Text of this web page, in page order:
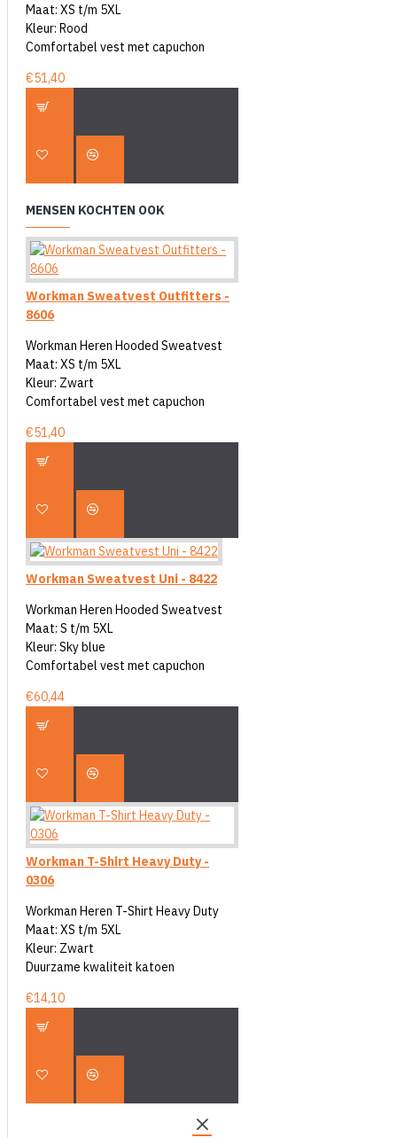
Maat: XS t/m 5XL
Kleur: Rood
Comfortabel vest met capuchon
€51,40
MENSEN KOCHTEN OOK
Workman Sweatvest Outfitters -
8606
Workman Heren Hooded Sweatvest
Maat: XS t/m 5XL
Kleur: Zwart
Comfortabel vest met capuchon
€51,40
Workman Sweatvest Uni - 8422
Workman Heren Hooded Sweatvest
Maat: S t/m 5XL
Kleur: Sky blue
Comfortabel vest met capuchon
€60,44
Workman T-Shirt Heavy Duty -
0306
Workman Heren T-Shirt Heavy Duty
Maat: XS t/m 5XL
Kleur: Zwart
Duurzame kwaliteit katoen
€14,10